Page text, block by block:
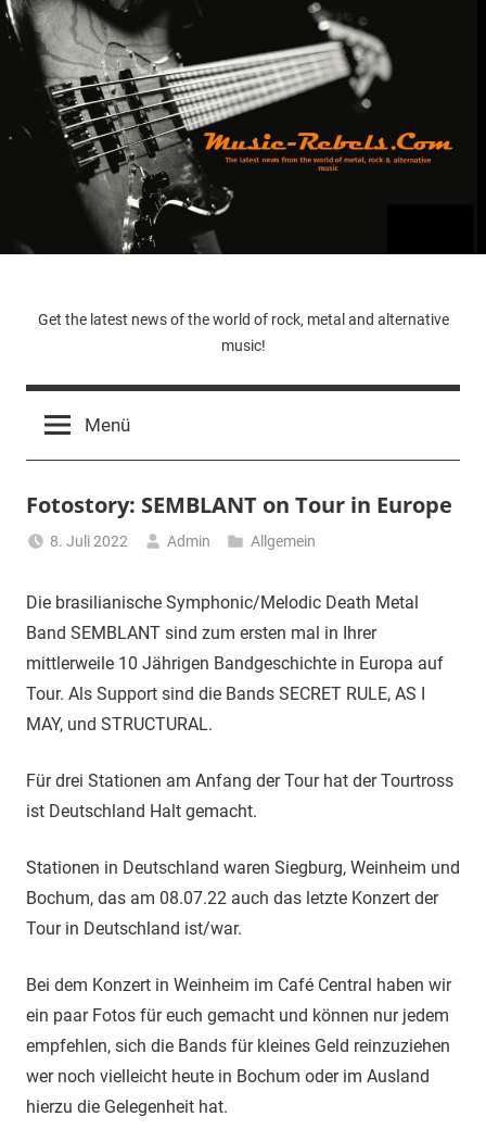
Zum
Inhalt
springen
Music-
Rebels.Com
Get the latest news of the world of rock, metal and alternative
music!
Menü
Fotostory: SEMBLANT on Tour in Europe
8. Juli 2022 Admin Allgemein
Die brasilianische Symphonic/Melodic Death Metal
Band SEMBLANT sind zum ersten mal in Ihrer
mittlerweile 10 Jährigen Bandgeschichte in Europa auf
Tour. Als Support sind die Bands SECRET RULE, AS I
MAY, und STRUCTURAL.
Für drei Stationen am Anfang der Tour hat der Tourtross
ist Deutschland Halt gemacht.
Stationen in Deutschland waren Siegburg, Weinheim und
Bochum, das am 08.07.22 auch das letzte Konzert der
Tour in Deutschland ist/war.
Bei dem Konzert in Weinheim im Café Central haben wir
ein paar Fotos für euch gemacht und können nur jedem
empfehlen, sich die Bands für kleines Geld reinzuziehen
wer noch vielleicht heute in Bochum oder im Ausland
hierzu die Gelegenheit hat.